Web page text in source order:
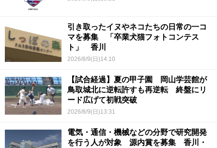
引き取ったイヌやネコたちの日常の一コ
マを募集 「卒業犬猫フォトコンテス
ト」 香川
2026/8/9(日)14:10
【試合経過】夏の甲子園 岡山学芸館が
鳥取城北に逆転許すも再逆転 終盤にリ
ード広げて初戦突破
2026/8/9(日)13:31
電気・通信・機械などの分野で研究開発
を行う人が対象 源内賞を募集 香川・